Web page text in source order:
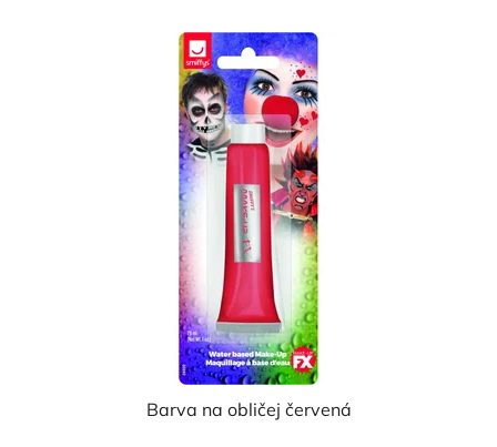
Barva na obličej červená